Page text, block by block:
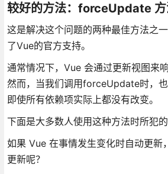
较好的方法：forceUpdate
这是解决这个问题的两种最佳方法之
了Vue的官方支持。
通常情况下，Vue 会通过更新视图来
然而，当我们调用forceUpdate时，也
即使所有依赖项实际上都没有改变。
下面是大多数人使用这种方法时所犯的
如果 Vue 在事情发生变化时自动更新
更新呢？